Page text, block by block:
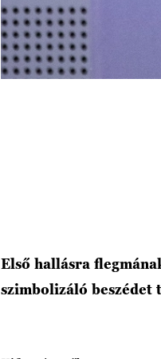
Első hallásra
szimbolizáló beszédet